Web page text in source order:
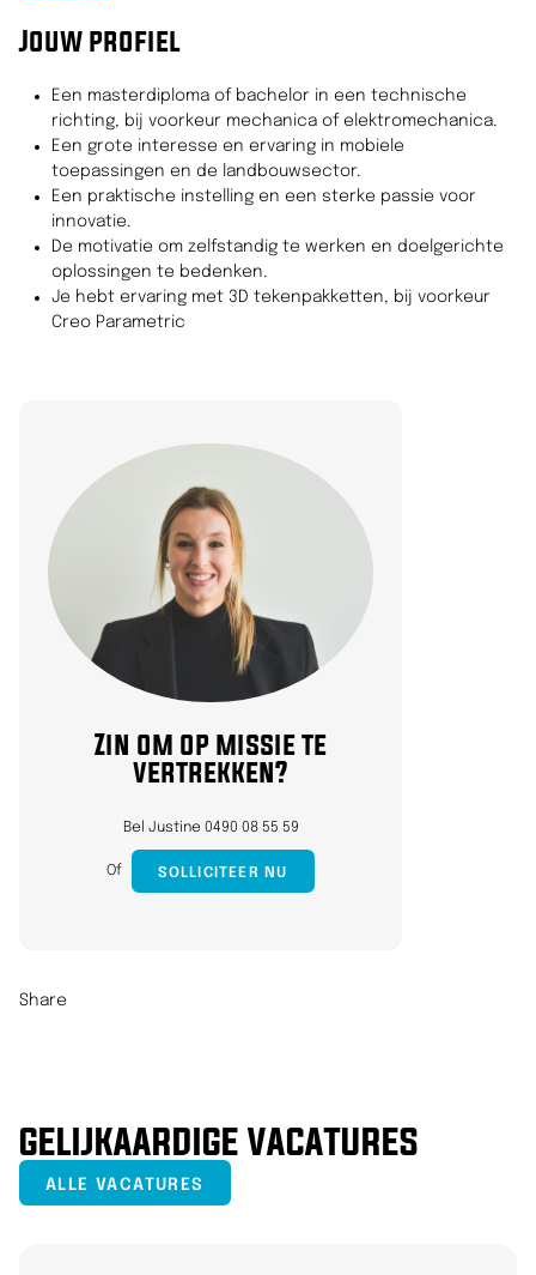
Share
Jouw profiel
Een masterdiploma of bachelor in een technische
richting, bij voorkeur mechanica of elektromechanica.
Een grote interesse en ervaring in mobiele
toepassingen en de landbouwsector.
Een praktische instelling en een sterke passie voor
innovatie.
De motivatie om zelfstandig te werken en doelgerichte
oplossingen te bedenken.
Je hebt ervaring met 3D tekenpakketten, bij voorkeur
Creo Parametric
Zin om op missie te
vertrekken?
Bel Justine 0490 08 55 59
Of SOLLICITEER NU
GELIJKAARDIGE VACATURES
ALLE VACATURES